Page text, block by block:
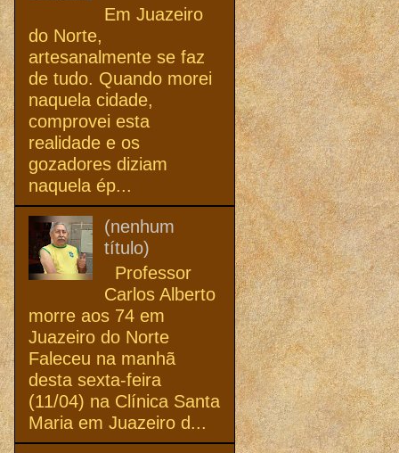
Em Juazeiro
do Norte,
artesanalmente se faz
de tudo. Quando morei
naquela cidade,
comprovei esta
realidade e os
gozadores diziam
naquela ép...
(nenhum
título)
Professor
Carlos Alberto
morre aos 74 em
Juazeiro do Norte
Faleceu na manhã
desta sexta-feira
(11/04) na Clínica Santa
Maria em Juazeiro d...